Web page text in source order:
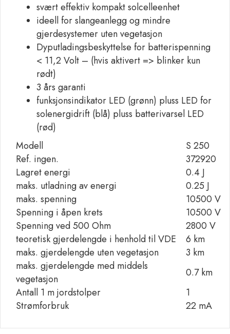
svært effektiv kompakt solcelleenhet
ideell for slangeanlegg og mindre
gjerdesystemer uten vegetasjon
Dyputladingsbeskyttelse for batterispenning
< 11,2 Volt – (hvis aktivert => blinker kun
rødt)
3 års garanti
funksjonsindikator LED (grønn) pluss LED for
solenergidrift (blå) pluss batterivarsel LED
(rød)
Modell
S 250
Ref. ingen.
372920
Lagret energi
0.4 J
maks. utladning av energi
0.25 J
maks. spenning
10500 V
Spenning i åpen krets
10500 V
Spenning ved 500 Ohm
2800 V
teoretisk gjerdelengde i henhold til VDE
6 km
maks. gjerdelengde uten vegetasjon
3 km
maks. gjerdelengde med middels
vegetasjon
0.7 km
Antall 1 m jordstolper
1
Strømforbruk
22 mA